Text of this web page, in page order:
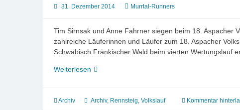
31. Dezember 2014 Murrtal-Runners
Tim Sirnsak und Anne Fahrner siegen beim 18. Aspacher
zahlreiche Läuferinnen und Läufer zum 18. Aspacher
Schwäbisch Fränkischer Wald beim vierten Wertungslauf
Weiterlesen Archiv
Archiv Archiv, Rennsteig, Volkslauf Kommentar